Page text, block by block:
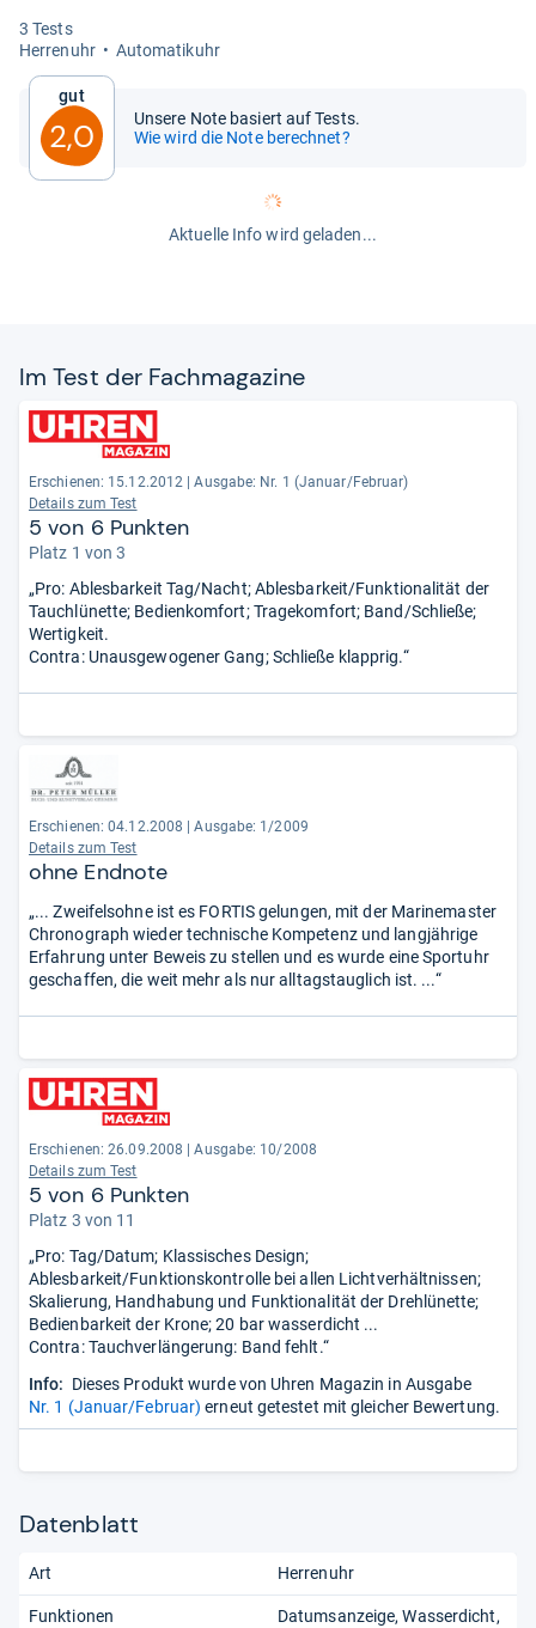
3 Tests
Her­ren­uhr
Auto­ma­ti­k­uhr
Gut
2,0
Unsere Note basiert auf Tests.
Wie wird die Note berechnet?
Aktuelle Info wird geladen...
Im Test der Fach­ma­ga­zine
Erschienen: 15.12.2012
Ausgabe: Nr. 1 (Januar/Februar)
Details zum Test
5 von 6 Punkten
Platz 1 von 3
„Pro: Ablesbarkeit Tag/Nacht; Ablesbarkeit/Funktionalität der
Tauchlünette; Bedienkomfort; Tragekomfort; Band/Schließe;
Wertigkeit.
Contra: Unausgewogener Gang; Schließe klapprig.“
Erschienen: 04.12.2008
Ausgabe: 1/2009
Details zum Test
ohne Endnote
„... Zweifelsohne ist es FORTIS gelungen, mit der Marinemaster
Chronograph wieder technische Kompetenz und langjährige
Erfahrung unter Beweis zu stellen und es wurde eine Sportuhr
geschaffen, die weit mehr als nur alltagstauglich ist. ...“
Erschienen: 26.09.2008
Ausgabe: 10/2008
Details zum Test
5 von 6 Punkten
Platz 3 von 11
„Pro: Tag/Datum; Klassisches Design;
Ablesbarkeit/Funktionskontrolle bei allen Lichtverhältnissen;
Skalierung, Handhabung und Funktionalität der Drehlünette;
Bedienbarkeit der Krone; 20 bar wasserdicht ...
Contra: Tauchverlängerung: Band fehlt.“
Info: Dieses Produkt wurde von Uhren Magazin in Ausgabe
Nr. 1 (Januar/Februar) erneut getestet mit gleicher Bewertung.
Datenblatt
Art Herrenuhr
Funktionen Datumsanzeige Wasserdicht